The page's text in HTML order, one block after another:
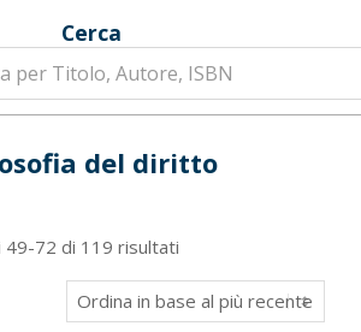
Cerca
del diritto
49-72 di 119 risultati
in
base